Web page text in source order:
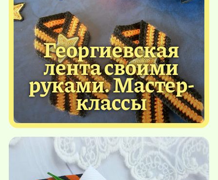
Георгиевская
лента своими
руками. Мастер-
классы